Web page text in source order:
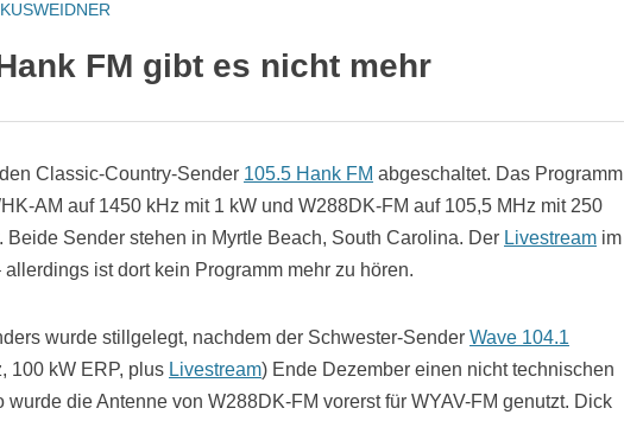
FM gibt es nicht mehr
Classic-Country-Sender 105.5 Hank FM abgeschaltet. Das Programm
AM auf 1450 kHz mit 1 kW und W288DK-FM auf 105,5 MHz mit 250
Beide Sender stehen in Myrtle Beach, South Carolina. Der Livestream im
allerdings ist dort kein Programm mehr zu hören.
wurde stillgelegt, nachdem der Schwester-Sender Wave 104.1
100 kW ERP, plus Livestream) Ende Dezember einen nicht technischen
wurde die Antenne von W288DK-FM vorerst für WYAV-FM genutzt. Dick